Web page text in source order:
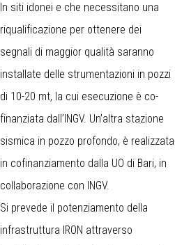
In siti idonei e che necessitano una
riqualificazione per ottenere dei
segnali di maggior qualità saranno
installate delle strumentazioni in pozzi
di 10-20 mt, la cui esecuzione è co-
finanziata dall’INGV. Un’altra stazione
sismica in pozzo profondo, è realizzata
in cofinanziamento dalla UO di Bari, in
collaborazione con INGV.
Si prevede il potenziamento della
infrastruttura IRON attraverso